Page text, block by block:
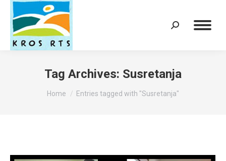
Search:
Tag Archives: Susretanja
You are here:
Home Entries tagged with "Susretanja"